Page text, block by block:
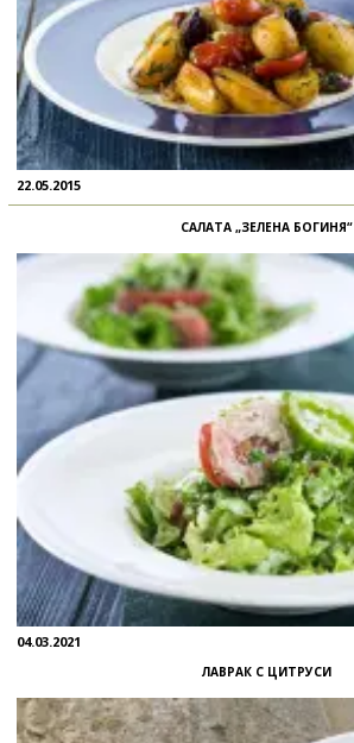
22.05.2015
САЛАТА „ЗЕЛЕНА БОГИНЯ“
04.03.2021
ЛАВРАК С ЦИТРУСИ